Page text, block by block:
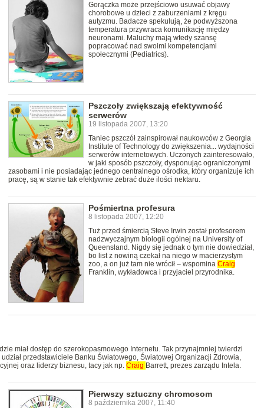
Gorączka może przejściowo usuwać objawy
chorobowe u dzieci z zaburzeniami z kręgu
autyzmu. Badacze spekulują, że podwyższona
temperatura przywraca komunikację między
neuronami. Maluchy mają wtedy szansę
popracować nad swoimi kompetencjami
społecznymi (Pediatrics).
Pszczoły zwiększają efektywność
serwerów
19 listopada 2007, 13:20
Taniec pszczół zainspirował naukowców z Georgia
Institute of Technology do zwiększenia... wydajności
serwerów internetowych. Uczonych zainteresowało,
w jaki sposób pszczoły, dysponując ograniczonymi
zasobami i nie posiadając jednego centralnego ośrodka, który organizuje ich
pracę, są w stanie tak efektywnie zebrać duże ilości nektaru.
Pośmiertna profesura
8 listopada 2007, 12:20
Tuż przed śmiercią Steve Irwin został profesorem
nadzwyczajnym biologii ogólnej na University of
Queensland. Nigdy się jednak o tym nie dowiedział,
bo list z nowiną czekał na niego w macierzystym
zoo, a on już tam nie wrócił – wspomina Craig
Franklin, wykładowca i przyjaciel przyrodnika.
miał dostęp do szerokopasmowego Internetu. Tak przynajmniej twierdzi
przedstawiciele Banku Światowego, Światowej Organizacji Zdrowia,
oraz liderzy biznesu, tacy jak np. Craig Barrett, prezes zarządu Intela.
Pierwszy sztuczny chromosom
8 października 2007, 11:40